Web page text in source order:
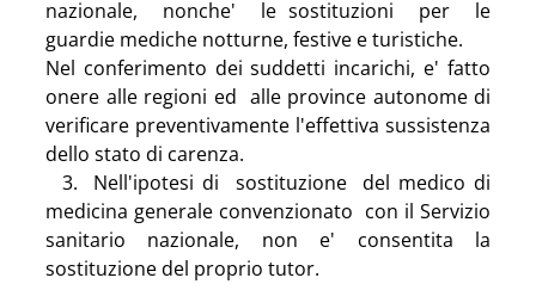
nazionale,  nonche'  le sostituzioni  per  le
guardie mediche notturne, festive e turistiche.
Nel conferimento dei suddetti incarichi, e' fatto
onere alle regioni ed  alle province autonome di
verificare preventivamente l'effettiva sussistenza
dello stato di carenza.
medicina generale convenzionato  con il Servizio
sanitario nazionale, non e' consentita la
sostituzione del proprio tutor.